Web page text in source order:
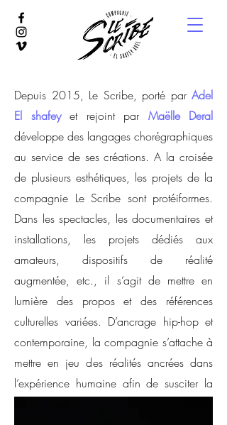
Depuis 2015, Le Scribe, porté par Adel
El shafeyet rejoint par Maëlle Deral
développe des langages chorégraphiques
au service de ses créations. A la croisée
de plusieurs esthétiques, les projets de la
compagnie Le Scribe sont protéiformes.
Dans les spectacles, les documentaires et
installations, les projets dédiés aux
amateurs, dispositifs de réalité
augmentée, etc., il s’agit de mettre en
lumière des propos et des références
culturelles variées. D’ancrage hip-hop et
contemporaine, la compagnie s’attache à
mettre en jeu des réalités ancrées dans
l’expérience humaine afin de susciter la